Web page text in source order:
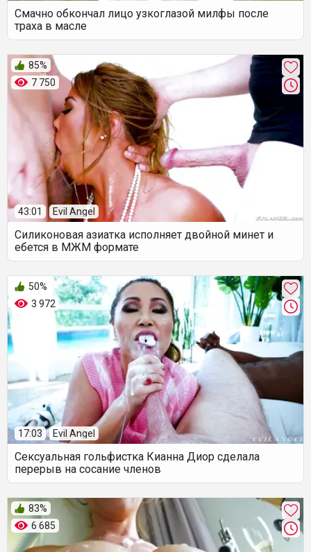
Смачно обкончал лицо узкоглазой милфы после
траха в масле
7 750
85%
43:01 Evil Angel
Силиконовая азиатка исполняет двойной минет и
ебется в МЖМ формате
3 972
50%
17:03 Evil Angel
Сексуальная гольфистка Кианна Диор сделала
перерыв на сосание членов
6 685
83%